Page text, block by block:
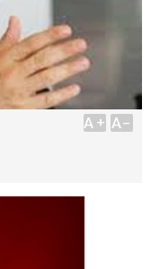
A+ A-